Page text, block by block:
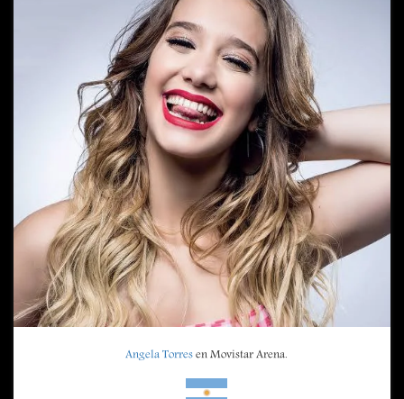
Angela Torresen Movistar Arena.